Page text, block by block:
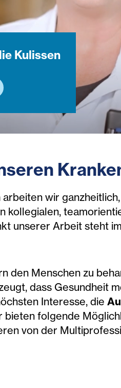
Kulissen
arbeiten wir
kollegialen,
unserer Arbeit steht
den Menschen zu
dass Gesundheit
Interesse, die
bieten folgende
von der